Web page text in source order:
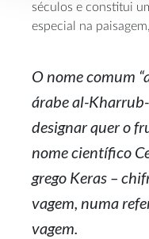
séculos e constitui
especial na
O nome comum
árabe al-
designar quer o
nome científico
grego Keras –
vagem, numa
vagem.